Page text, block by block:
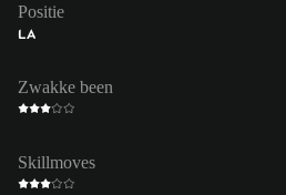
Positie
LA
Zwakke been
Skillmoves